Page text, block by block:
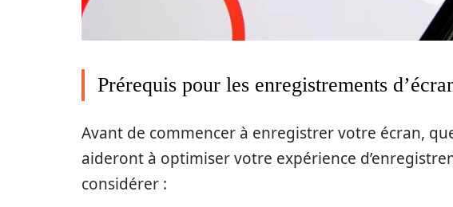
Prérequis pour les enregistrements
Avant de commencer à enregistrer votre écran,
aideront à optimiser votre expérience
considérer :